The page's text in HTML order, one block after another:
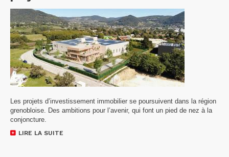
Les projets d’investissement immobilier se poursuivent dans la région
grenobloise. Des ambitions pour l’avenir, qui font un pied de nez à la
conjoncture.
LIRE LA SUITE